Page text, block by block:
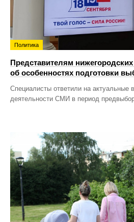
Политика
Представителям
об особенностях подготовки
Специалисты ответили на актуальные
деятельности СМИ в период